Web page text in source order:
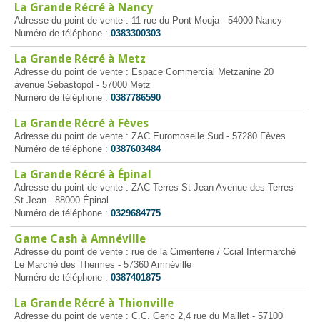
La Grande Récré à Nancy
Adresse du point de vente : 11 rue du Pont Mouja - 54000 Nancy
Numéro de téléphone : 0383300303
La Grande Récré à Metz
Adresse du point de vente : Espace Commercial Metzanine 20
avenue Sébastopol - 57000 Metz
Numéro de téléphone : 0387786590
La Grande Récré à Fèves
Adresse du point de vente : ZAC Euromoselle Sud - 57280 Fèves
Numéro de téléphone : 0387603484
La Grande Récré à Épinal
Adresse du point de vente : ZAC Terres St Jean Avenue des Terres
St Jean - 88000 Épinal
Numéro de téléphone : 0329684775
Game Cash à Amnéville
Adresse du point de vente : rue de la Cimenterie / Ccial Intermarché
Le Marché des Thermes - 57360 Amnéville
Numéro de téléphone : 0387401875
La Grande Récré à Thionville
Adresse du point de vente : C.C. Geric 2,4 rue du Maillet - 57100